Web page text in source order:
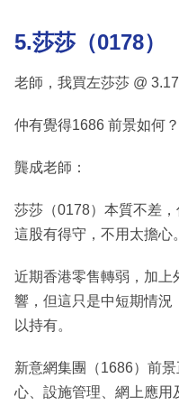
5.莎莎（0178）
老師，我買左莎莎 @
仲有覺得1686 前景如何？
龔成老師：
莎莎（0178）本質不差
這股有得守，不用太擔心。
近期香港零售轉弱，加上
響，但這只是中短期情況
以持有。
新意網集團（1686）前
心、設施管理、網上應用